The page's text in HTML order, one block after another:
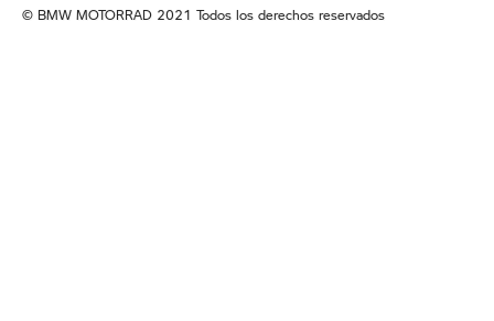
© BMW MOTORRAD 2021 Todos los derechos reservados